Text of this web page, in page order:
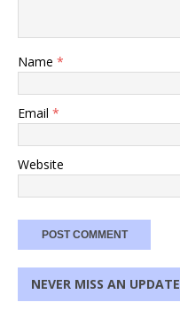
Name *
Email *
Website
NEVER MISS AN UPDATE